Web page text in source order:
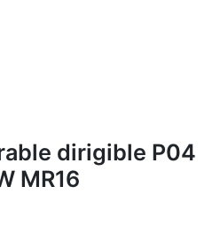
dirigible P04
MR16